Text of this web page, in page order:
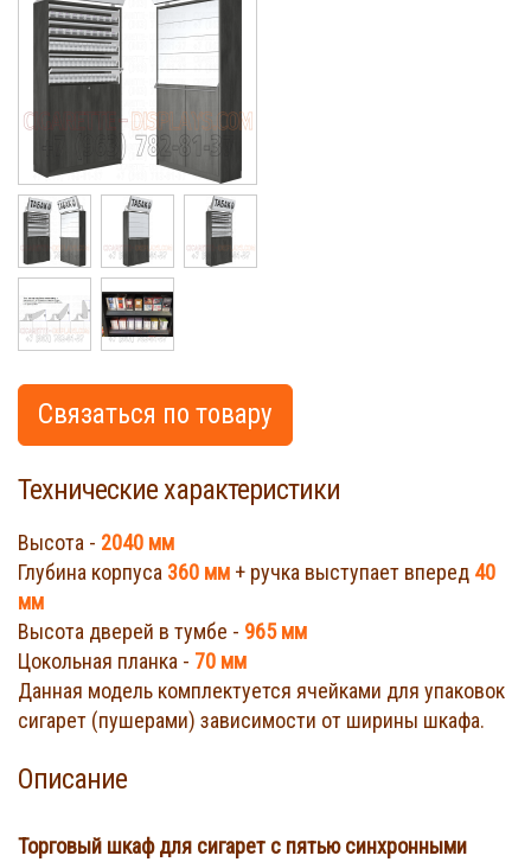
Cigarette
Связаться по товару
Технические характеристики
Высота - 2040 мм
Глубина корпуса 360 мм + ручка выступает вперед 40
мм
Высота дверей в тумбе - 965 мм
Цокольная планка - 70 мм
Данная модель комплектуется ячейками для упаковок
сигарет (пушерами) зависимости от ширины шкафа.
Описание
Торговый шкаф для сигарет с пятью синхронными